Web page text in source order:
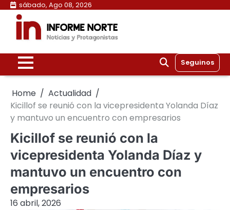
Skip
content
sábado, Ago 08, 2026
Seguinos
Home
Actualidad
Kicillof se reunió con la vicepresidenta Yolanda Díaz
y mantuvo un encuentro con empresarios
Kicillof se reunió con la
vicepresidenta Yolanda Díaz y
mantuvo un encuentro con
empresarios
16 abril, 2026